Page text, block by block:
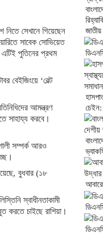
নিতে সেখানে গিয়েছেন
সাবেক সোভিয়েত
পুতিনের প্রথম
বেইজিংয়ে ‘বেল্ট
আমন্ত্রণ
সাহায্য করবে।
সম্পর্ক আরও
বুধবার (১৮
স্বাধীনতাকামী
করতে চাইছে রাশিয়া।
জাতীয়
চেইন: